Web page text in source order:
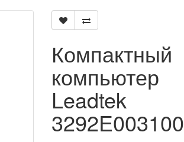
Компактный
компьютер
Leadtek
3292E003100